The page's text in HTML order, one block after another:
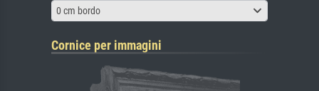
0 cm bordo
Cornice per immagini